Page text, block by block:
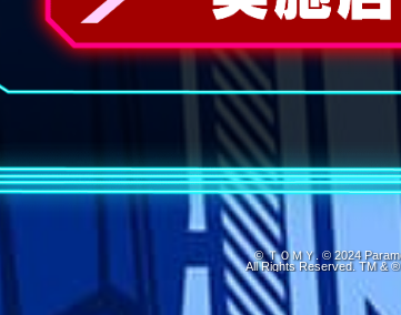
© ＴＯＭＹ. © 2024
All Rights Reserved. TM &